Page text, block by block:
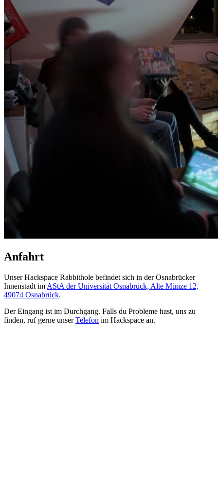
Anfahrt
Unser Hackspace Rabbithole befindet sich in der Osnabrücker
Innenstadt im AStA der Universität Osnabrück, Alte Münze 12,
49074 Osnabrück.
Der Eingang ist im Durchgang. Falls du Probleme hast, uns zu
finden, ruf gerne unserTelefon im Hackspace an.